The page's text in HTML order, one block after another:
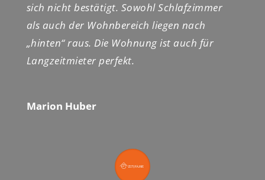
sich nicht bestätigt. Sowohl Schlafzimmer
als auch der Wohnbereich liegen nach
„hinten“ raus. Die Wohnung ist auch für
Langzeitmieter perfekt.
Marion Huber